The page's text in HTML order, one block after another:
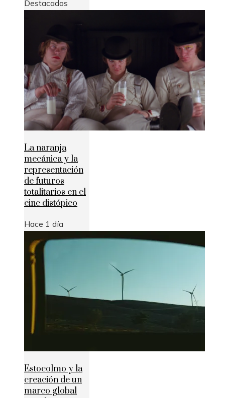
Destacados
La naranja
mecánica y la
representación
de futuros
totalitarios en el
cine distópico
Hace 1 día
Estocolmo y la
creación de un
marco global